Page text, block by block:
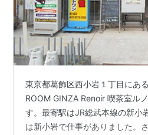
東京都葛飾区西小岩１丁目にあ
ROOM GINZA Renoir 喫茶室ル
す。最寄駅はJR総武本線の新小
は新小岩で仕事がありました。